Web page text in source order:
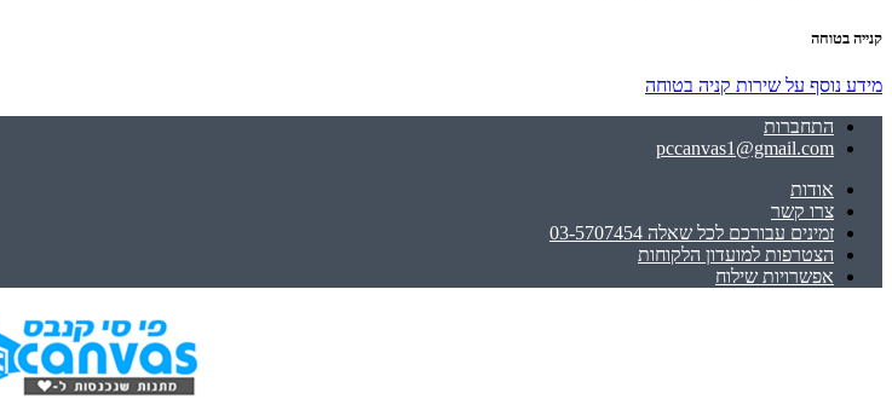
קנייה בטוחה
מידע נוסף על שירות קניה בטוחה
התחברות
pccanvas1@gmail.com
אודות
צרו קשר
זמינים עבורכם לכל שאלה 03-5707454
הצטרפות למועדון הלקוחות
אפשרויות שילוח